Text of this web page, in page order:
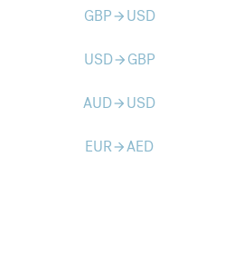
GBParrow_forward USD
USDarrow_forward GBP
AUDarrow_forward USD
EURarrow_forwardAED